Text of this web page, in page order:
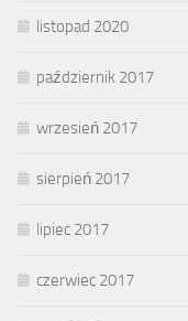
listopad 2020
październik 2017
wrzesień 2017
sierpień 2017
lipiec 2017
czerwiec 2017